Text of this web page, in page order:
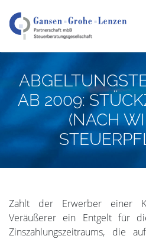
AB 2009:
(NACH
Zahlt der Erwerber einer
Veräußerer ein Entgelt für
Zinszahlungszeitraums, die